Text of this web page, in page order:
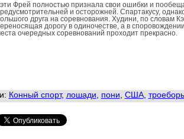
Фрей полностью признала свои ошибки и
и осторожней. Спартакусу,
друга на соревнования. Худини, по словам
дорогу в одиночестве, а в
очередных соревнований проходит прекрасно.
Конный спорт, лошади пони США,